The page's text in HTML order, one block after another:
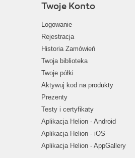
Twoje Konto
Logowanie
Rejestracja
Historia Zamówień
Twoja biblioteka
Twoje półki
Aktywuj kod na produkty
Prezenty
Testy i certyfikaty
Aplikacja Helion - Android
Aplikacja Helion - iOS
Aplikacja Helion - AppGallery